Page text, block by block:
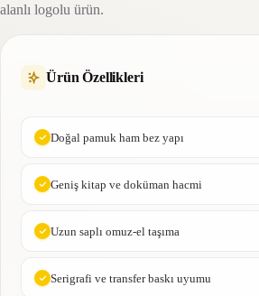
alanlı logolu ürün.
Ürün Özellikleri
Doğal pamuk ham bez yapı
Geniş kitap ve doküman hacmi
Uzun saplı omuz-el taşıma
Serigrafi ve transfer baskı uyumu